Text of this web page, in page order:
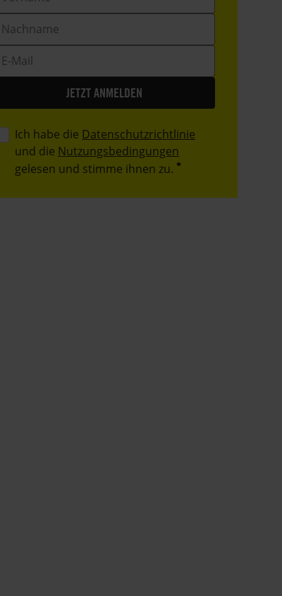
Nachname
E-
Mail
Ich habe die Datenschutzrichtlinie
und die Nutzungsbedingungen
gelesen und stimme ihnen zu.